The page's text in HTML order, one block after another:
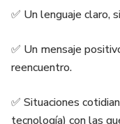
✅ Un lenguaje claro,
✅ Un mensaje
reencuentro.
✅ Situaciones
tecnología) con las